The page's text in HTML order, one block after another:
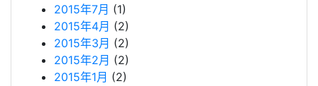
2015年7月 (1)
2015年4月 (2)
2015年3月 (2)
2015年2月 (2)
2015年1月 (2)